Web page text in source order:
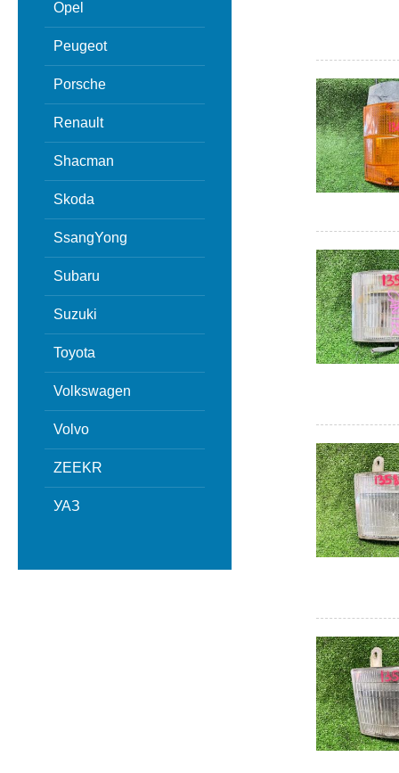
Opel
Peugeot
Porsche
Renault
Shacman
Skoda
SsangYong
Subaru
Suzuki
Toyota
Volkswagen
Volvo
ZEEKR
УАЗ